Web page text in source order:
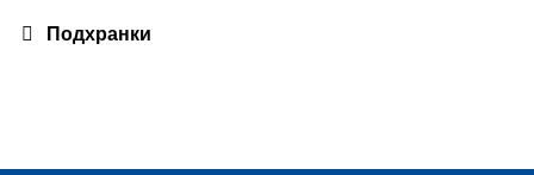
Подхранки